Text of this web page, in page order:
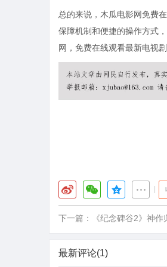
总的来说，木瓜电影网免费
保障机制和便捷的操作方式
网，免费在线观看最新电视
下一篇： 《纪念碑谷2》神
最新评论(1)